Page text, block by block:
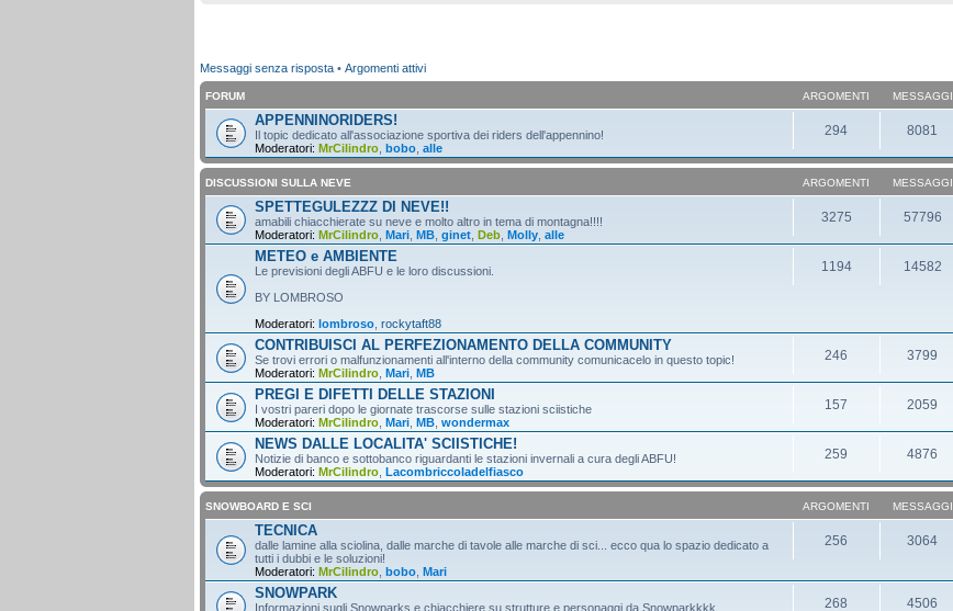
Messaggi senza risposta • Argomenti attivi
FORUM ARGOMENTI MESSAGGI
APPENNINORIDERS!
Il topic dedicato all'associazione sportiva dei riders dell'appennino!
Moderatori: MrCilindro bobo alle
294 8081
DISCUSSIONI SULLA NEVE ARGOMENTI MESSAGGI
SPETTEGULEZZZ DI NEVE!!
amabili chiacchierate su neve e molto altro in tema di montagna!!!!
Moderatori: MrCilindro Mari MB ginet Deb Molly alle
3275 57796
METEO e AMBIENTE
Le previsioni degli ABFU e le loro discussioni.
BY LOMBROSO
Moderatori: lombroso rockytaft88
1194 14582
CONTRIBUISCI AL PERFEZIONAMENTO DELLA COMMUNITY
Se trovi errori o malfunzionamenti all'interno della community comunicacelo in questo topic!
Moderatori: MrCilindro Mari MB
246 3799
PREGI E DIFETTI DELLE STAZIONI
I vostri pareri dopo le giornate trascorse sulle stazioni sciistiche
Moderatori: MrCilindro Mari MB wondermax
157 2059
NEWS DALLE LOCALITA' SCIISTICHE!
Notizie di banco e sottobanco riguardanti le stazioni invernali a cura degli ABFU!
Moderatori: MrCilindro Lacombriccoladelfiasco
259 4876
SNOWBOARD E SCI ARGOMENTI MESSAGGI
TECNICA
dalle lamine alla sciolina, dalle marche di tavole alle marche di sci... ecco qua lo spazio dedicato a
tutti i dubbi e le soluzioni!
Moderatori: MrCilindro bobo Mari
256 3064
SNOWPARK
Informazioni sugli Snowparks e chiacchiere su strutture e personaggi da Snowparkkkk
268 4506